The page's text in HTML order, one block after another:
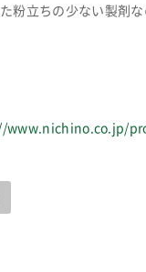
粉立ちの少ない製剤な
www.nichino.co.jp/